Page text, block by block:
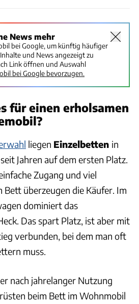
News mehr
bei Google, um künftig häufiger
und News angezeigt zu
Link öffnen und Auswahl
bei Google bevorzugen.
für einen erholsamen
liegen Einzelbetten in
Jahren auf dem ersten Platz.
Zugang und viel
überzeugen die Käufer. Im
dominiert das
Das spart Platz, ist aber mit
verbunden, bei dem man oft
muss.
nach jahrelanger Nutzung
beim Bett im Wohnmobil